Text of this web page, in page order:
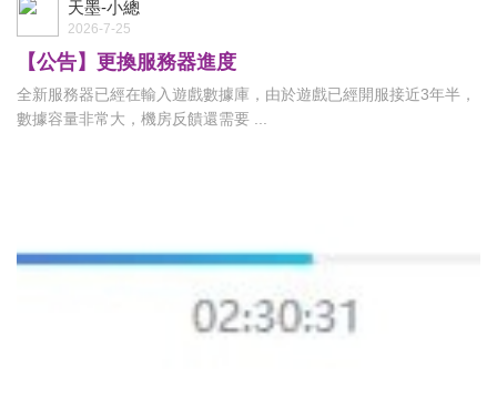
天墨-小總
2026-7-25
【公告】更換服務器進度
全新服務器已經在輸入遊戲數據庫，由於遊戲已經開服接近3年半，
數據容量非常大，機房反饋還需要 ...